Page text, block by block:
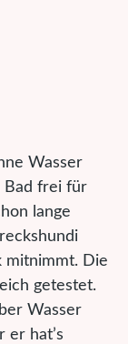
Wasser
Bad frei für
lange
mitnimmt. Die
getestet.
Wasser
er hat’s